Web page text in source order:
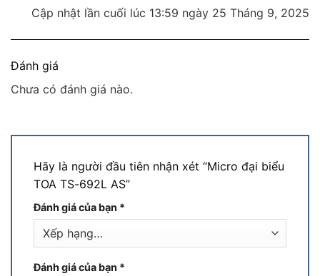
Cập nhật lần cuối lúc 13:59 ngày 25 Tháng 9, 2025
Đánh giá
Chưa có đánh giá nào.
Hãy là người đầu tiên nhận xét “Micro đại biểu
TOA TS-692L AS”
Đánh giá của bạn *
Đánh giá của bạn *